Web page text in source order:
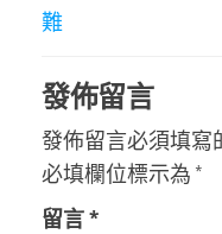
覽
難
發佈留言
發佈留言必須填寫
必填欄位標示為 *
留言*